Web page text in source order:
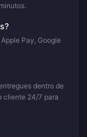
Pay, Google
dentro de
cliente 24/7 para